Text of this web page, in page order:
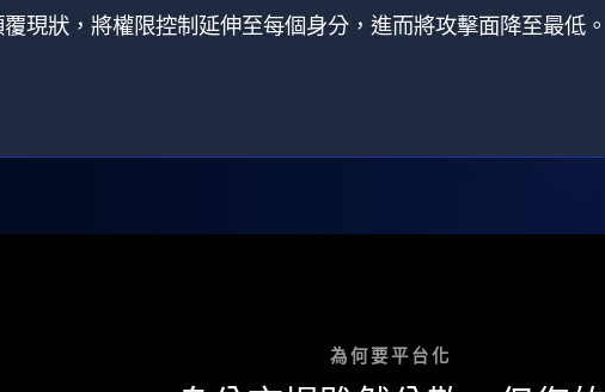
現狀，將權限控制延伸至每個身分，進而將攻擊面降至最低。
為何要平台化